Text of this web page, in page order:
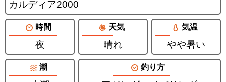
カルディア2000
時間
夜
天気
晴れ
気温
やや暑い
潮 釣り方